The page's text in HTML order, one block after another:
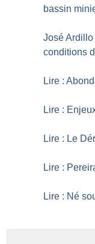
bassin
José
conditions
Lire :
Lire :
Lire : Le
Lire :
Lire : Né